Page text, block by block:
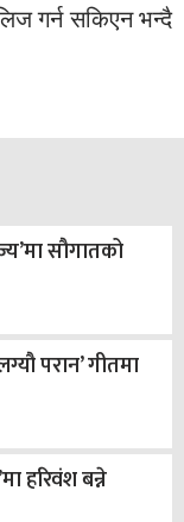
गर्न सकिएन भन्दै
सौगातको
परान’ गीतमा
हरिवंश बन्ने